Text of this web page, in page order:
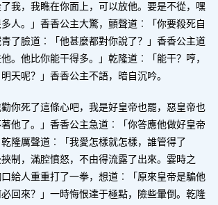
我，我瞧在你面上，可以放他。要是不從，嘿
人。」香香公主大驚，顫聲道︰「你要殺死自
了臉道︰「他甚麼都對你說了？」香香公主道
。他比你能干得多。」乾隆道︰「能干？哼，
天呢？」香香公主不語，暗自沉吟。
你死了這條心吧，我是好皇帝也罷，惡皇帝也
他了。」香香公主急道︰「你答應他做好皇帝
隆厲聲道︰「我愛怎樣就怎樣，誰管得了
制，滿腔憤怒，不由得流露了出來。霎時之
給人重重打了一拳，想道︰「原來皇帝是騙他
回來？」一時悔恨達于極點，險些暈倒。乾隆